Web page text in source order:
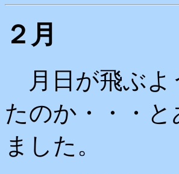
２月
月日が飛ぶよ
たのか・・・
ました。